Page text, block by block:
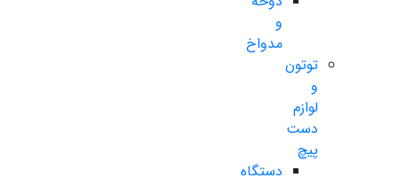
و
مدواخ
توتون
و
لوازم
دست
پیچ
دستگاه